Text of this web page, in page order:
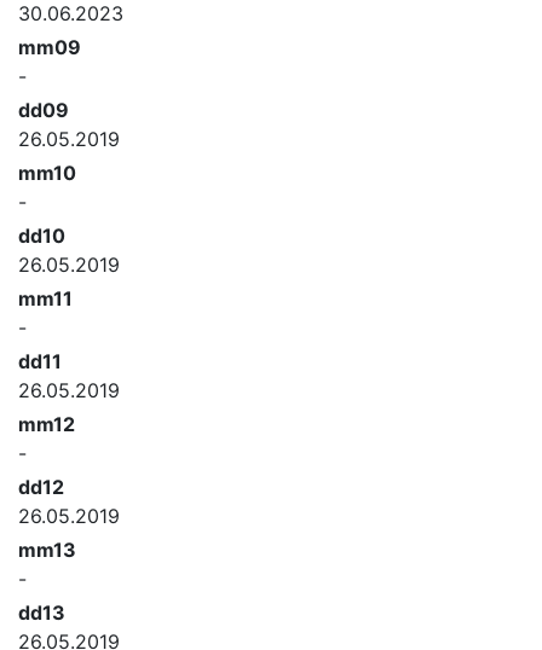
30.06.2023
mm09
-
dd09
26.05.2019
mm10
-
dd10
26.05.2019
mm11
-
dd11
26.05.2019
mm12
-
dd12
26.05.2019
mm13
-
dd13
26.05.2019